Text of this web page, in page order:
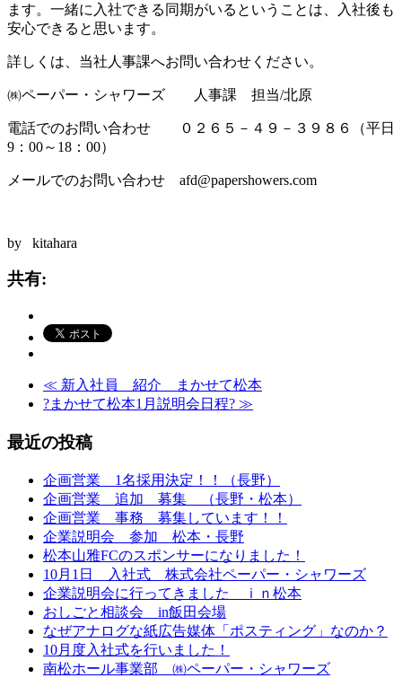
ます。一緒に入社できる同期がいるということは、入社後も
安心できると思います。
詳しくは、当社人事課へお問い合わせください。
㈱ペーパー・シャワーズ 人事課 担当/北原
電話でのお問い合わせ ０２６５－４９－３９８６（平日
9：00～18：00）
メールでのお問い合わせ afd@papershowers.com
by kitahara
共有:
≪ 新入社員 紹介 まかせて松本
?まかせて松本1月説明会日程? ≫
最近の投稿
企画営業 1名採用決定！！（長野）
企画営業 追加 募集 （長野・松本）
企画営業 事務 募集しています！！
企業説明会 参加 松本・長野
松本山雅FCのスポンサーになりました！
10月1日 入社式 株式会社ペーパー・シャワーズ
企業説明会に行ってきました ｉｎ松本
おしごと相談会 in飯田会場
なぜアナログな紙広告媒体「ポスティング」なのか？
10月度入社式を行いました！
南松ホール事業部 ㈱ペーパー・シャワーズ